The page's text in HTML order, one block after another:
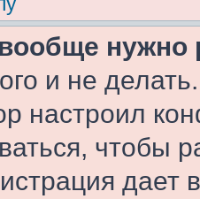
нужно
и не
настроил
чтобы